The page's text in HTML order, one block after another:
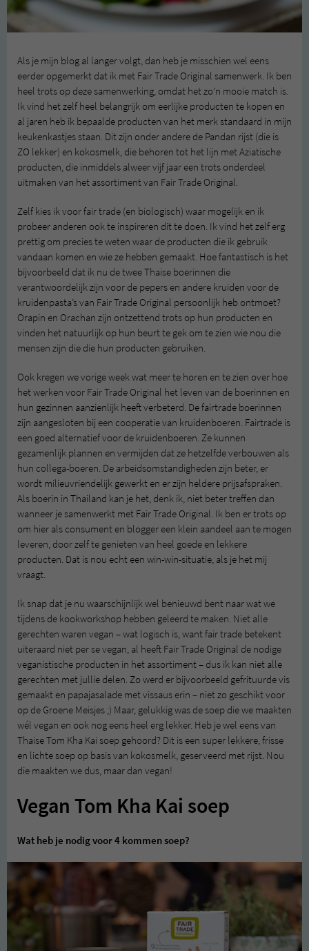
Als je mijn blog al langer volgt, dan heb je misschien wel eens
eerder opgemerkt dat ik met Fair Trade Original samenwerk. Ik ben
heel trots op deze samenwerking, omdat het zo’n mooie match is.
Ik vind het zelf heel belangrijk om eerlijke producten te kopen en
al jaren heb ik bepaalde producten van het merk standaard in mijn
keukenkastjes staan. Dit zijn onder andere de Pandan rijst (die is
ZO lekker) en kokosmelk, die behoren tot het lijn met Aziatische
producten, die inmiddels alweer vijf jaar een trots onderdeel
uitmaken van het assortiment van Fair Trade Original.
Zelf kies ik voor fair trade (en biologisch) waar mogelijk en ik
probeer anderen ook te inspireren dit te doen. Ik vind het zelf erg
prettig om precies te weten waar de producten die ik gebruik
vandaan komen en wie ze hebben gemaakt. Hoe fantastisch is het
bijvoorbeeld dat ik nu de twee Thaise boerinnen die
verantwoordelijk zijn voor de pepers en andere kruiden voor de
kruidenpasta’s van Fair Trade Original persoonlijk heb ontmoet?
Orapin en Orachan zijn ontzettend trots op hun producten en
vinden het natuurlijk op hun beurt te gek om te zien wie nou die
mensen zijn die die hun producten gebruiken.
Ook kregen we vorige week wat meer te horen en te zien over hoe
het werken voor Fair Trade Original het leven van de boerinnen en
hun gezinnen aanzienlijk heeft verbeterd. De fairtrade boerinnen
zijn aangesloten bij een cooperatie van kruidenboeren. Fairtrade is
een goed alternatief voor de kruidenboeren. Ze kunnen
gezamenlijk plannen en vermijden dat ze hetzelfde verbouwen als
hun collega-boeren. De arbeidsomstandigheden zijn beter, er
wordt milieuvriendelijk gewerkt en er zijn heldere prijsafspraken.
Als boerin in Thailand kan je het, denk ik, niet beter treffen dan
wanneer je samenwerkt met Fair Trade Original. Ik ben er trots op
om hier als consument en blogger een klein aandeel aan te mogen
leveren, door zelf te genieten van heel goede en lekkere
producten. Dat is nou echt een win-win-situatie, als je het mij
vraagt.
Ik snap dat je nu waarschijnlijk wel benieuwd bent naar wat we
tijdens de kookworkshop hebben geleerd te maken. Niet alle
gerechten waren vegan – wat logisch is, want fair trade betekent
uiteraard niet per se vegan, al heeft Fair Trade Original de nodige
veganistische producten in het assortiment – dus ik kan niet alle
gerechten met jullie delen. Zo werd er bijvoorbeeld gefrituurde vis
gemaakt en papajasalade met vissaus erin – niet zo geschikt voor
op de Groene Meisjes ;) Maar, gelukkig was de soep die we maakten
wél vegan en ook nog eens heel erg lekker. Heb je wel eens van
Thaise Tom Kha Kai soep gehoord? Dit is een super lekkere, frisse
en lichte soep op basis van kokosmelk, geserveerd met rijst. Nou
die maakten we dus, maar dan vegan!
Vegan Tom Kha Kai soep
Wat heb je nodig voor 4 kommen soep?